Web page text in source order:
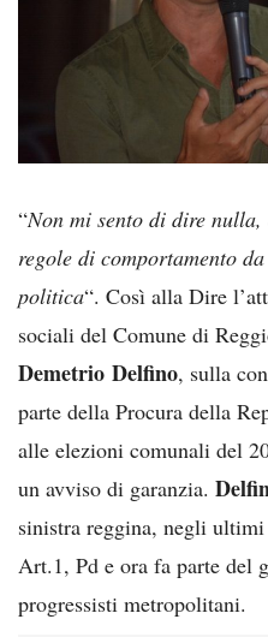
“Non mi sento di dire
regole di comportamento
politica“. Così alla Dire
sociali del Comune di
Demetrio Delfino, sulla
parte della Procura della
alle elezioni comunali del
un avviso di garanzia.
sinistra reggina, negli
Art.1, Pd e ora fa parte del
progressisti metropolitani.